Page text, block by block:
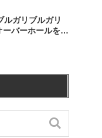
ルガリブルガリ
ーバーホールを行
玉県所沢市/S